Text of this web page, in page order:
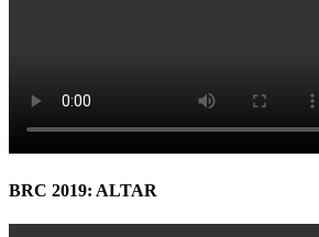
BRC 2019: ALTAR